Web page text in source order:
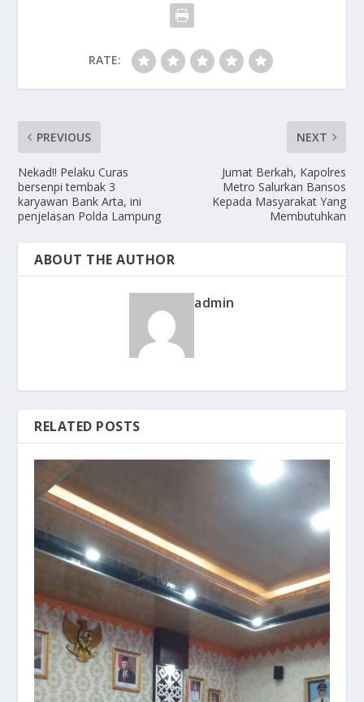
RATE:
PREVIOUS
Nekad!! Pelaku Curas
bersenpi tembak 3
karyawan Bank Arta, ini
penjelasan Polda Lampung
NEXT
Jumat Berkah, Kapolres
Metro Salurkan Bansos
Kepada Masyarakat Yang
Membutuhkan
ABOUT THE AUTHOR
admin
RELATED POSTS